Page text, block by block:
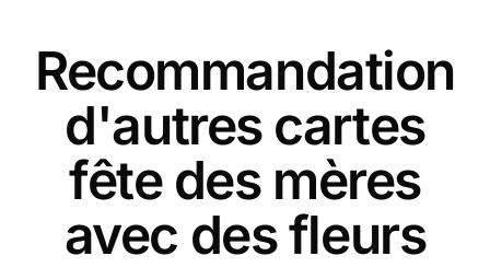
Recommandation
d'autres cartes
fête des mères
avec des fleurs